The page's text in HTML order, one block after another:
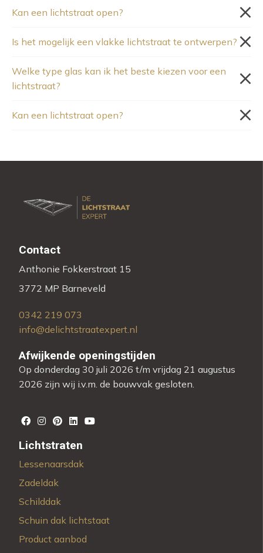
Kan een lichtstraat open?
Is het mogelijk een vlakke lichtstraat te ontwerpen?
Welke type glas kan ik het beste kiezen voor een
lichtstraat?
Kan een lichtstraat open?
Contact
Anthonie Fokkerstraat 15
3772 MP Barneveld
0342 219 073
info@delichtstraatexpert.nl
Afwijkende openingstijden
Op donderdag 30 juli 2026 t/m vrijdag 21 augustus
2026 zijn wij i.v.m. de bouwvak gesloten.
Lichtstraten
Lessenaarsdak
Zadeldak
Schilddak
Schuin dak lichtstaat
Product aanbod